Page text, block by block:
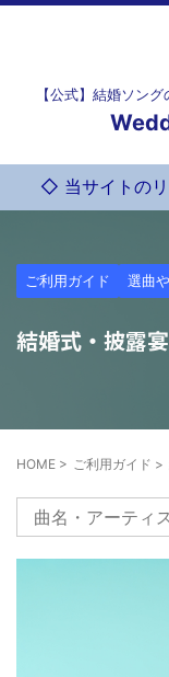
【公式】結婚ソン
◇ 当サイトの
ご利用ガイド 選曲
結婚式・披露
HOME > ご利用ガイド >